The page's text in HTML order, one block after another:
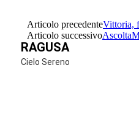
Articolo precedenteVittoria,
Articolo successivo
RAGUSA
Cielo Sereno